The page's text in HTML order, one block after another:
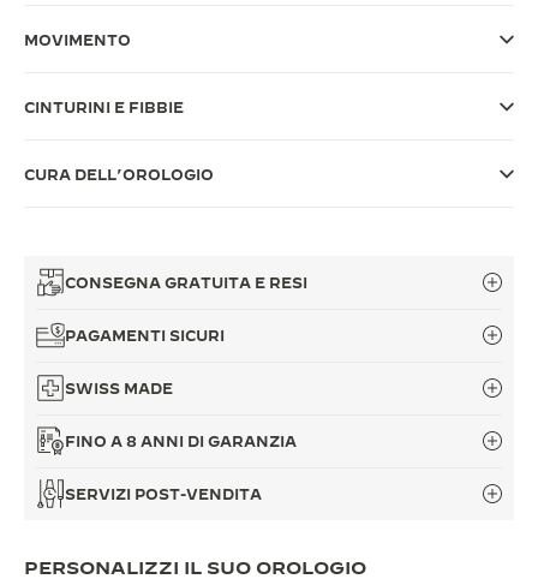
THE SOUND MAKER
MOVIMENTO
CINTURINI E FIBBIE
CURA DELL’OROLOGIO
CONSEGNA GRATUITA E RESI
PAGAMENTI SICURI
SWISS MADE
FINO A 8 ANNI DI GARANZIA
SERVIZI POST-VENDITA
PERSONALIZZI IL SUO OROLOGIO